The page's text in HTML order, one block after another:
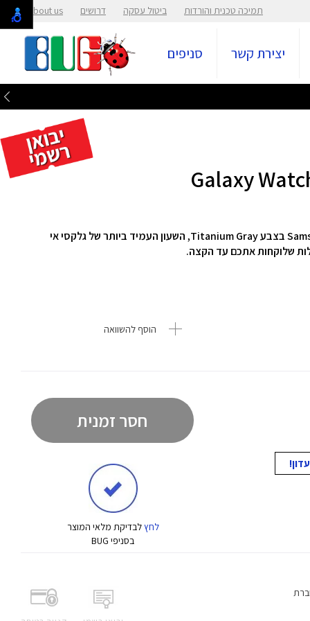
תמיכה טכנית והורדות ביטול עסקה דרושים About us
יצירת קשר סניפים
מבית Samsung בצבע Titanium Gray, השעון העמיד ביותר של גלקסי אי
שלוקחות אתכם עד הקצה.
הוסף להשוואה
חסר זמנית
לחץלבדיקת מלאי המוצר
בסניפי BUG